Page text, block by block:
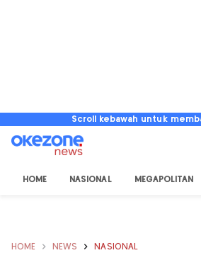
Scroll kebawah untuk
HOME NASIONAL MEGAPOLITAN
HOME NEWS NASIONAL